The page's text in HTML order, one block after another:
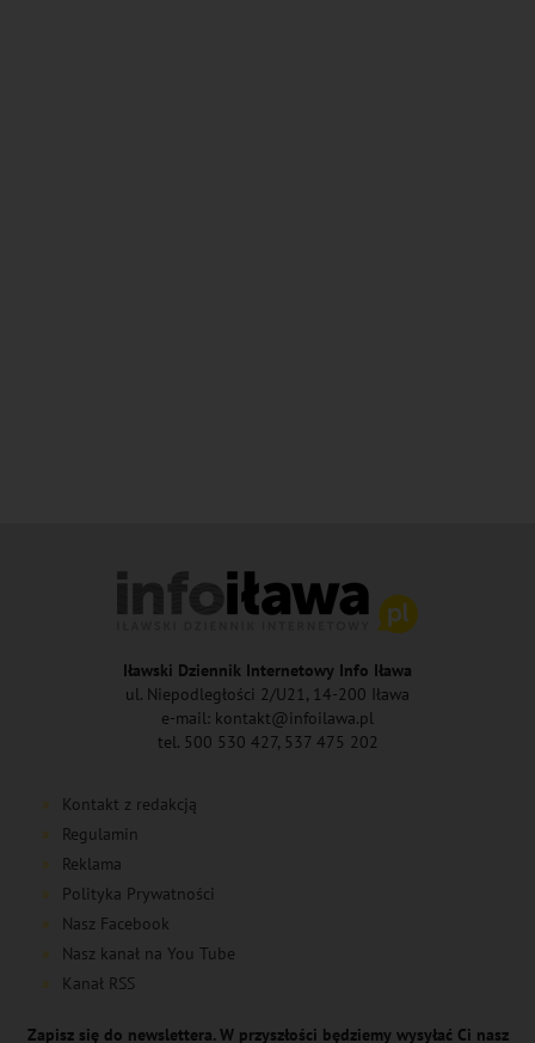
Iławski Dziennik Internetowy Info Iława
ul. Niepodległości 2/U21, 14-200 Iława
e-mail: kontakt@infoilawa.pl
tel. 500 530 427, 537 475 202
Kontakt z redakcją
Regulamin
Reklama
Polityka Prywatności
Nasz Facebook
Nasz kanał na You Tube
Kanał RSS
Zapisz się do newslettera. W przyszłości będziemy wysyłać Ci nasz